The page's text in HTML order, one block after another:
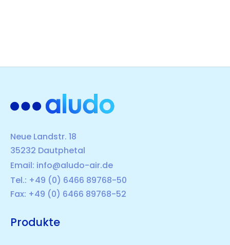
Neue Landstr. 18
35232 Dautphetal
Email: info@aludo-air.de
Tel.: +49 (0) 6466 89768-50
Fax: +49 (0) 6466 89768-52
Produkte